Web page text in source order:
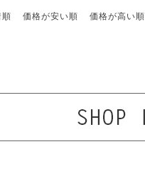
順 価格が安い順 価格が高い順